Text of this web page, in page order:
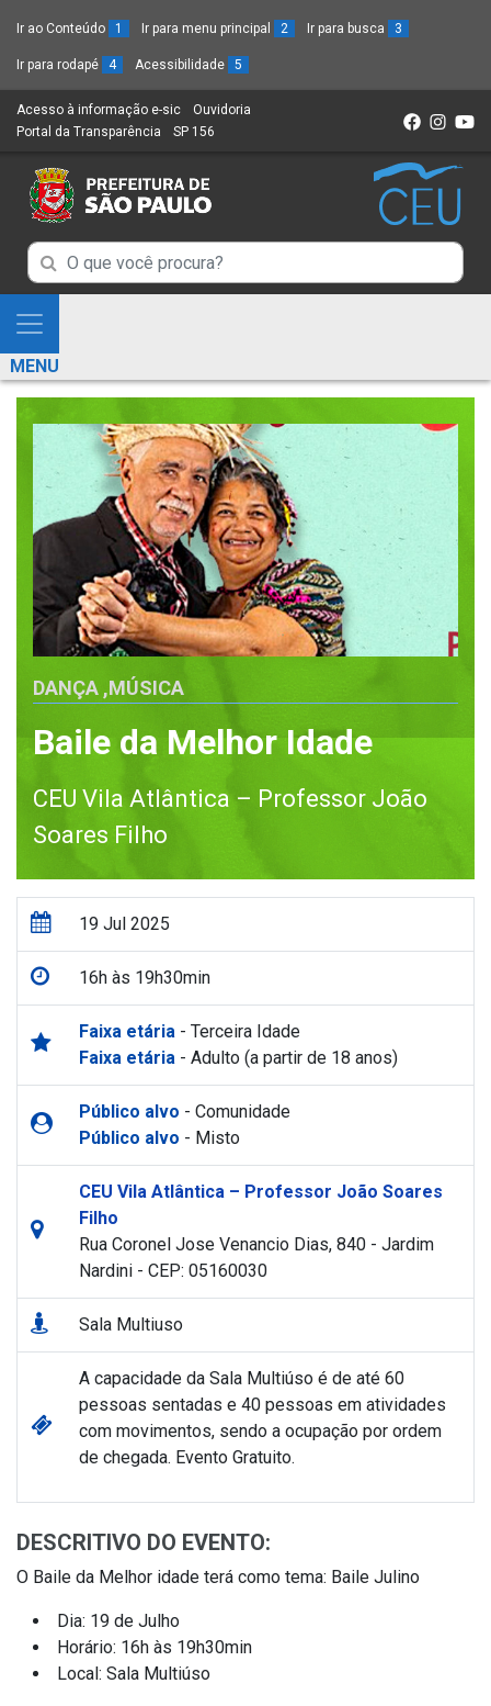
Ir ao Conteúdo 1 Ir para menu principal 2 Ir para busca 3
Ir para rodapé 4 Acessibilidade 5
Acesso à informação e-sic (Link
para
novo
sítio)
Ouvidoria
Portal da Transparência (Link
um
novo
SP 156
Campo
de
Busca
de
informações
Campo
de
de
informações
Mostra
e
Esconde
Menu
MENU
DANÇA ,MÚSICA
Baile da Melhor Idade
CEU Vila Atlântica – Professor João
Soares Filho
19 Jul 2025
16h às 19h30min
Faixa etária - Terceira Idade
Faixa etária - Adulto (a partir de 18 anos)
Público alvo - Comunidade
Público alvo - Misto
CEU Vila Atlântica – Professor João Soares
Filho
Rua Coronel Jose Venancio Dias, 840 - Jardim
Nardini - CEP: 05160030
Sala Multiuso
A capacidade da Sala Multiúso é de até 60
pessoas sentadas e 40 pessoas em atividades
com movimentos, sendo a ocupação por ordem
de chegada. Evento Gratuito.
DESCRITIVO DO EVENTO:
O Baile da Melhor idade terá como tema: Baile Julino
Dia: 19 de Julho
Horário: 16h às 19h30min
Local: Sala Multiúso